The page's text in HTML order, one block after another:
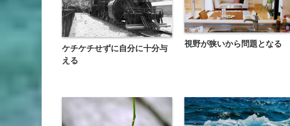
ケチケチせずに自分に十分与
える
視野が狭いから問題となる